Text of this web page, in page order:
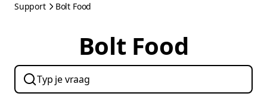
Support Bolt Food
Bolt Food